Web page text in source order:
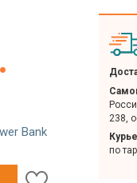
Bank
238,
по